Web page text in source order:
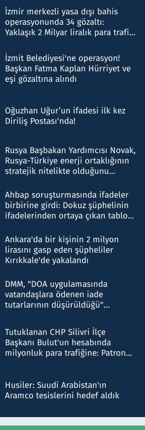
İzmir merkezli yasa dışı bahis
operasyonunda 34 gözaltı:
Yaklaşık 2 Milyar liralık para trafiği
İzmit Belediyesi'ne operasyon!
Başkan Fatma Kaplan Hürriyet ve
eşi gözaltına alındı
Oğuzhan Uğur’un ifadesi ilk kez
Diriliş Postası'nda!
Rusya Başbakan Yardımcısı Novak,
Rusya-Türkiye enerji ortaklığının
stratejik nitelikte olduğunu
Ahbap soruşturmasında ifadeler
birbirine girdi: Dokuz şüphelinin
ifadelerinden ortaya çıkan tablo
Ankara'da bir kişinin 2 milyon
lirasını gasp eden şüpheliler
Kırıkkale'de yakalandı
DMM, "DOA uygulamasında
vatandaşlara ödenen iade
tutarlarının düşürüldüğü"
Tutuklanan CHP Silivri İlçe
Başkanı Bulut'un hesabında
milyonluk para trafiğine: Patron
Husiler: Suudi Arabistan'ın
Aramco tesislerini hedef aldık